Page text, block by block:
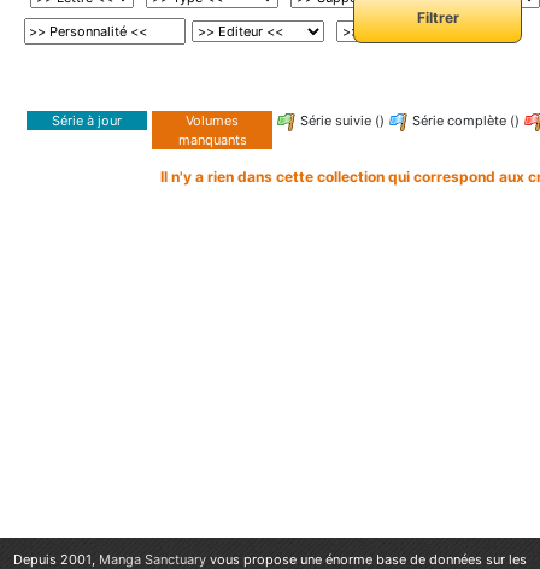
Série à jour
Volumes
manquants
Série suivie () Série complète ()
Il n'y a rien dans cette collection qui correspond aux
Depuis 2001, Manga Sanctuary vous propose une énorme base de données sur les